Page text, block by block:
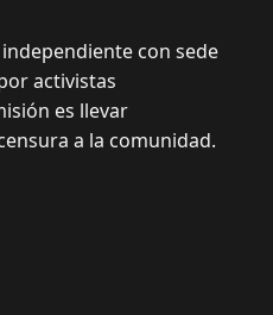
con sede
activistas
es llevar
a la comunidad.